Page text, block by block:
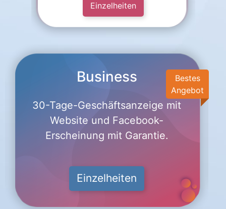
Einzelheiten
Bestes
Angebot
Business
30-Tage-Geschäftsanzeige mit
Website und Facebook-
Erscheinung mit Garantie.
Einzelheiten